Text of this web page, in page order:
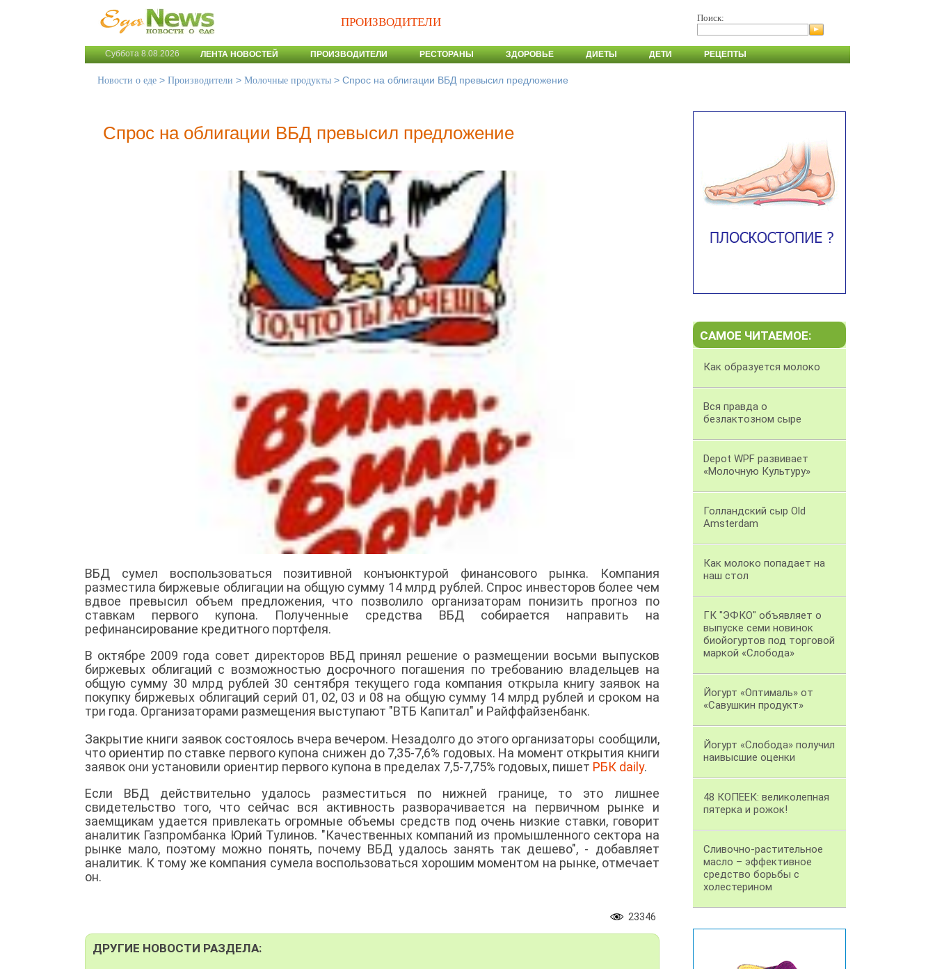
ПРОИЗВОДИТЕЛИ Поиск:
Суббота 8.08.2026 ЛЕНТА НОВОСТЕЙ ПРОИЗВОДИТЕЛИ РЕСТОРАНЫ ЗДОРОВЬЕ ДИЕТЫ ДЕТИ РЕЦЕПТЫ
Новости о еде > Производители > Молочные продукты > Спрос на облигации ВБД превысил предложение
Спрос на облигации ВБД превысил предложение
ВБД сумел воспользоваться позитивной конъюнктурой финансового рынка. Компания
разместила биржевые облигации на общую сумму 14 млрд рублей. Спрос инвесторов более чем
вдвое превысил объем предложения, что позволило организаторам понизить прогноз по
ставкам первого купона. Полученные средства ВБД собирается направить на
рефинансирование кредитного портфеля.
В октябре 2009 года совет директоров ВБД принял решение о размещении восьми выпусков
биржевых облигаций с возможностью досрочного погашения по требованию владельцев на
общую сумму 30 млрд рублей 30 сентября текущего года компания открыла книгу заявок на
покупку биржевых облигаций серий 01, 02, 03 и 08 на общую сумму 14 млрд рублей и сроком на
три года. Организаторами размещения выступают "ВТБ Капитал" и Райффайзенбанк.
Закрытие книги заявок состоялось вчера вечером. Незадолго до этого организаторы сообщили,
что ориентир по ставке первого купона снижен до 7,35-7,6% годовых. На момент открытия книги
заявок они установили ориентир первого купона в пределах 7,5-7,75% годовых, пишет РБК daily.
Если ВБД действительно удалось разместиться по нижней границе, то это лишнее
свидетельство того, что сейчас вся активность разворачивается на первичном рынке и
заемщикам удается привлекать огромные объемы средств под очень низкие ставки, говорит
аналитик Газпромбанка Юрий Тулинов. "Качественных компаний из промышленного сектора на
рынке мало, поэтому можно понять, почему ВБД удалось занять так дешево", - добавляет
аналитик. К тому же компания сумела воспользоваться хорошим моментом на рынке, отмечает
он.
23346
ДРУГИЕ НОВОСТИ РАЗДЕЛА:
САМОЕ ЧИТАЕМОЕ:
Как образуется молоко
Вся правда о
безлактозном сыре
Depot WPF развивает
«Молочную Культуру»
Голландский сыр Old
Amsterdam
Как молоко попадает на
наш стол
ГК "ЭФКО" объявляет о
выпуске семи новинок
биойогуртов под торговой
маркой «Слобода»
Йогурт «Оптималь» от
«Савушкин продукт»
Йогурт «Слобода» получил
наивысшие оценки
48 КОПЕЕК: великолепная
пятерка и рожок!
Сливочно-растительное
масло – эффективное
средство борьбы с
холестерином